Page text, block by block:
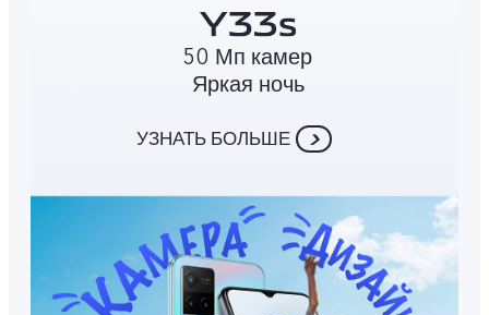
50 Мп камер
Яркая ночь
УЗНАТЬ БОЛЬШЕ